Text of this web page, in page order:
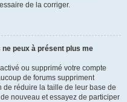
de la corriger.
peux à présent plus me
ou supprimé votre compte
de forums suppriment
réduire la taille de leur base de
nouveau et essayez de participer